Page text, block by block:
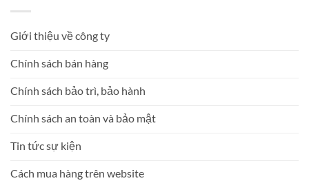
Giới thiệu về công ty
Chính sách bán hàng
Chính sách bảo trì, bảo hành
Chính sách an toàn và bảo mật
Tin tức sự kiện
Cách mua hàng trên website